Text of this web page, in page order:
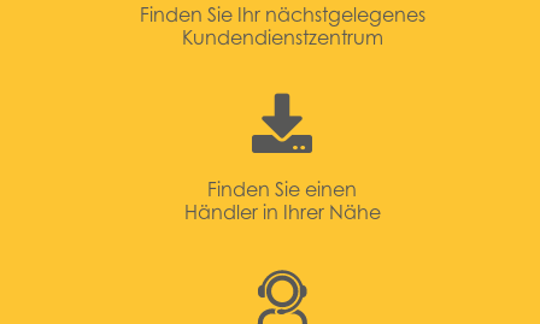
Finden Sie Ihr nächstgelegenes
Kundendienstzentrum
Finden Sie einen
Händler in Ihrer Nähe